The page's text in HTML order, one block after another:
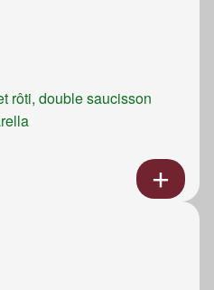
rôti, double saucisson